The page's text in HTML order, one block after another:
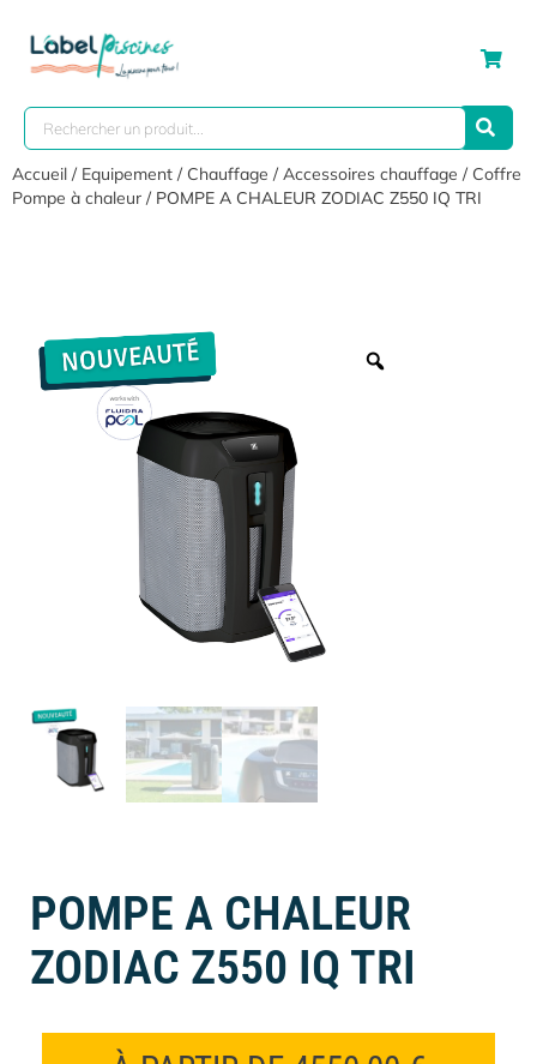
Accueil / Equipement / Chauffage /Accessoires chauffage / Coffre
Pompe à chaleur / POMPE A CHALEUR ZODIAC Z550 IQ TRI
POMPE A CHALEUR
ZODIAC Z550 IQ TRI